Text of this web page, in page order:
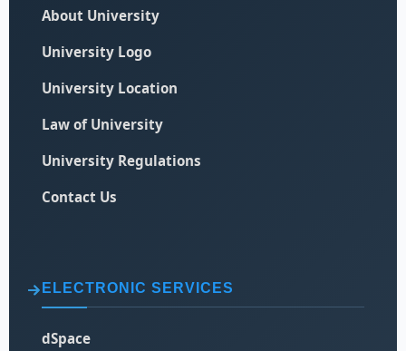
About University
University Logo
University Location
Law of University
University Regulations
Contact Us
ELECTRONIC SERVICES
dSpace